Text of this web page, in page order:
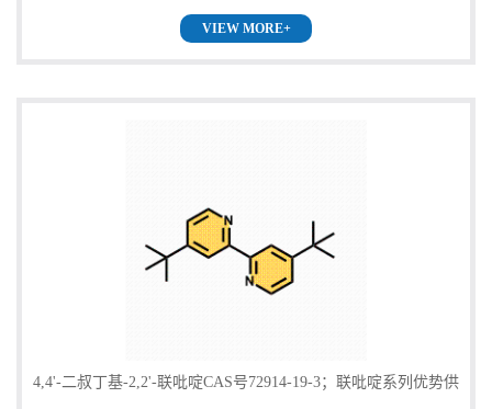
惠欢迎咨询！
VIEW MORE+
4,4'-二叔丁基-2,2'-联吡啶CAS号72914-19-3；联吡啶系列优势供